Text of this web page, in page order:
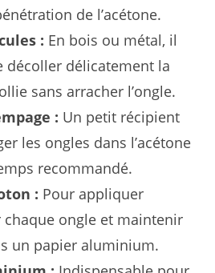
de l’acétone.
: En bois ou métal, il
décoller délicatement la
sans arracher l’ongle.
: Un petit récipient
les ongles dans l’acétone
recommandé.
: Pour appliquer
chaque ongle et maintenir
un papier aluminium.